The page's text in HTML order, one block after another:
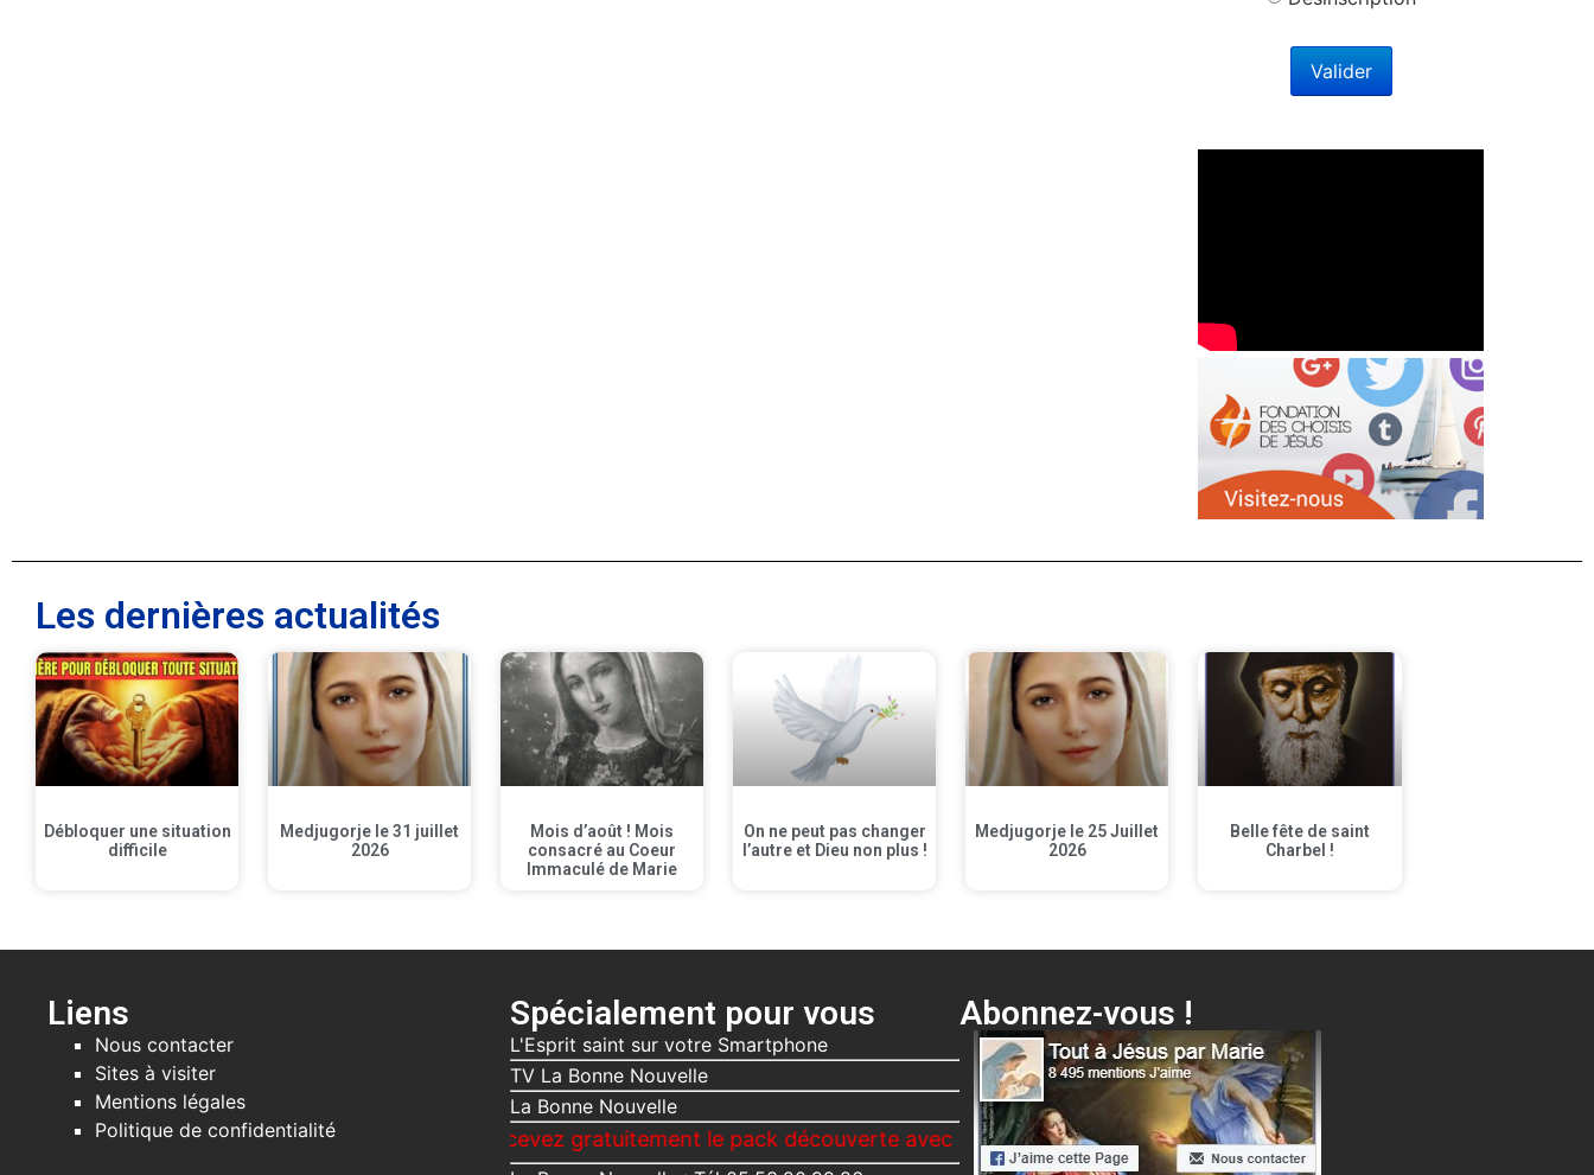
Les dernières actualités
Débloquer une situation
difficile
Medjugorje le 31 juillet
2026
Mois d’août ! Mois
consacré au Coeur
Immaculé de Marie
On ne peut pas changer
l’autre et Dieu non plus !
Medjugorje le 25 Juillet
2026
Belle fête de saint
Charbel !
Liens
Nous contacter
Sites à visiter
Mentions légales
Politique de confidentialité
Spécialement pour vous
L'Esprit saint sur votre Smartphone
TV La Bonne Nouvelle
La Bonne Nouvelle
Recevez gratuitement le pack découverte avec la Bonne Nouvelle, Le Voici ta Mère + différentes surprises…
Abonnez-vous !